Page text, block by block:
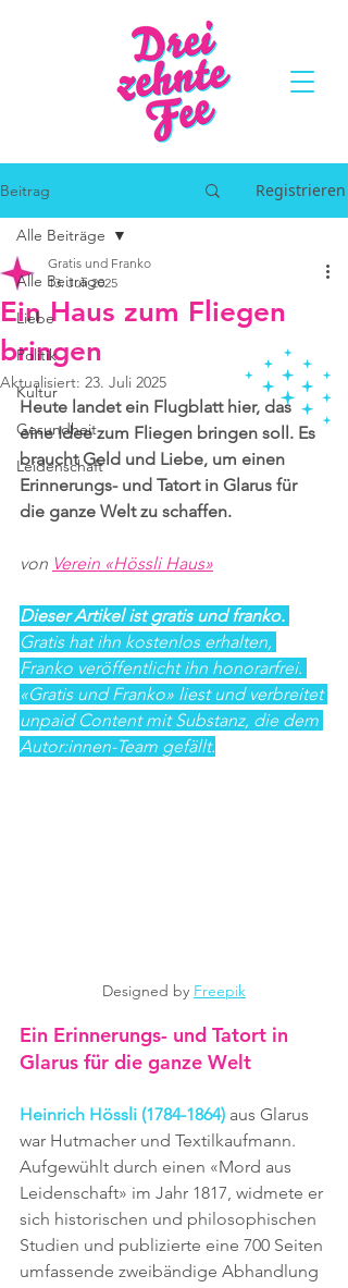
Beitrag Registrieren
Alle Beiträge
Liebe
Politik
Kultur
Gesundheit
Leidenschaft
Alle Beiträge
Ein Haus zum Fliegen
bringen
Gratis und Franko
13. Juli 2025
Aktualisiert: 23. Juli 2025
Heute landet ein Flugblatt hier, das
eine Idee zum Fliegen bringen soll. Es
braucht Geld und Liebe, um einen
Erinnerungs- und Tatort in Glarus für
die ganze Welt zu schaffen.
von Verein «Hössli Haus»
Dieser Artikel ist gratis und franko.
Gratis hat ihn kostenlos erhalten,
Franko veröffentlicht ihn honorarfrei.
«Gratis und Franko» liest und verbreitet
unpaid Content mit Substanz, die dem
Autor:innen-Team gefällt.
Designed by Freepik
Ein Erinnerungs- und Tatort in
Glarus für die ganze Welt
Heinrich Hössli (1784-1864) aus Glarus
war Hutmacher und Textilkaufmann.
Aufgewühlt durch einen «Mord aus
Leidenschaft» im Jahr 1817, widmete er
sich historischen und philosophischen
Studien und publizierte eine 700 Seiten
umfassende zweibändige Abhandlung